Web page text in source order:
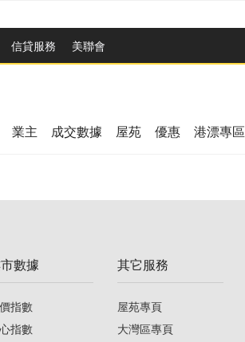
信貸服務 美聯會
業主 成交數據 屋苑 優惠 港漂專區
數據
指數
指數
其它服務
屋苑專頁
大灣區專頁